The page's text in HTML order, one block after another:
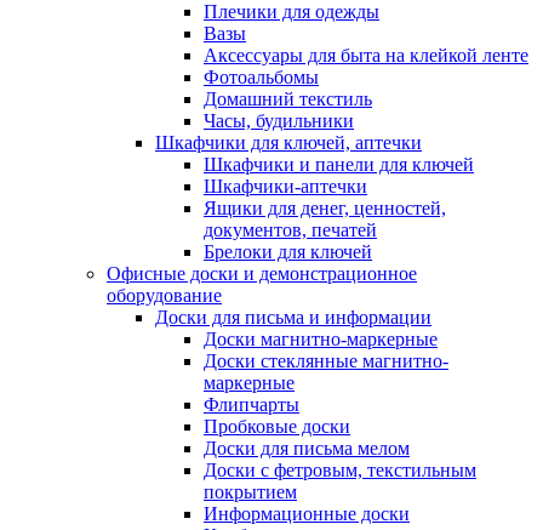
Плечики для одежды
Вазы
Аксессуары для быта на клейкой ленте
Фотоальбомы
Домашний текстиль
Часы, будильники
Шкафчики для ключей, аптечки
Шкафчики и панели для ключей
Шкафчики-аптечки
Ящики для денег, ценностей,
документов, печатей
Брелоки для ключей
Офисные доски и демонстрационное
оборудование
Доски для письма и информации
Доски магнитно-маркерные
Доски стеклянные магнитно-
маркерные
Флипчарты
Пробковые доски
Доски для письма мелом
Доски с фетровым, текстильным
покрытием
Информационные доски